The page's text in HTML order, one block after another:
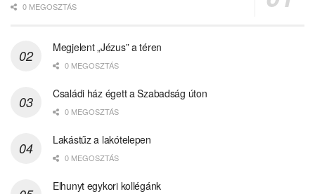
0 MEGOSZTÁS
Megjelent „Jézus” a téren
0 MEGOSZTÁS
Családi ház égett a Szabadság úton
0 MEGOSZTÁS
Lakástűz a lakótelepen
0 MEGOSZTÁS
Elhunyt egykori kollégánk